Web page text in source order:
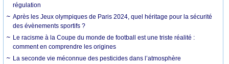
régulation
Après les Jeux olympiques de Paris 2024, quel héritage pour la sécurité
des évènements sportifs ?
Le racisme à la Coupe du monde de football est une triste réalité :
comment en comprendre les origines
La seconde vie méconnue des pesticides dans l’atmosphère